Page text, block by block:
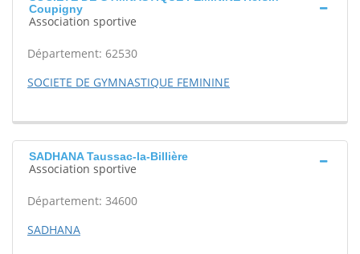
Coupigny
Association sportive
Département: 62530
SOCIETE DE GYMNASTIQUE FEMININE
SADHANA Taussac-la-Billière
Association sportive
Département: 34600
SADHANA